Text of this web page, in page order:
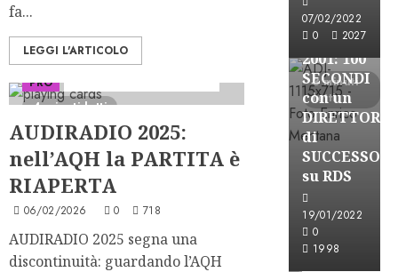
fa...
LEGGI L'ARTICOLO
4 minuti letti
PRO
AUDIRADIO 2025:
nell’AQH la PARTITA è
RIAPERTA
06/02/2026 0 718
AUDIRADIO 2025 segna una
discontinuità: guardando l’AQH
07/02/2022
0
2027
3 minuti
letti
A-
STORIES-
2001: 100
SECONDI
con un
DIRETTORE
di
SUCCESSO
su RDS
19/01/2022
0
1998
A-Stories